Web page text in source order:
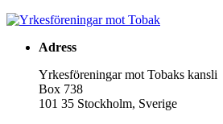
Adress
Yrkesföreningar mot Tobaks kansli
Box 738
101 35 Stockholm, Sverige